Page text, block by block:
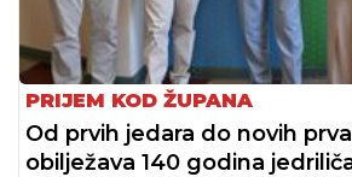
PRIJEM KOD ŽUPANA
Od prvih jedara do novih
obilježava 140 godina